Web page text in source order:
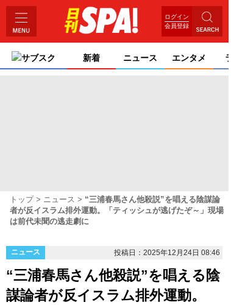
ログイン
会員登録
サブスク 新着 ニュース エンタメ
トップ ニュース
“三浦春馬さん他殺説”を唱える陰謀論
者が反イスラム排外運動。「ティッシュが逃げたぞ～」現場
は前代未聞の逃走劇に
ニュース 投稿日：2025年12月24日 08:46
“三浦春馬さん他殺説”を唱える陰
謀論者が反イスラム排外運動。